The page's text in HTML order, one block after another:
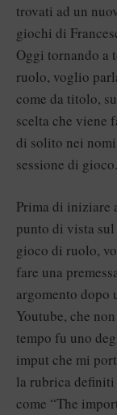
trovati ad un
giochi di
Oggi tornando a
ruolo, voglio
come da titolo,
scelta che viene
di solito nei
sessione di gioco.
Prima di iniziare
punto di vista
gioco di ruolo,
fare una
argomento dopo
Youtube, che
tempo fu uno
imput che mi
la rubrica definiti
come “The